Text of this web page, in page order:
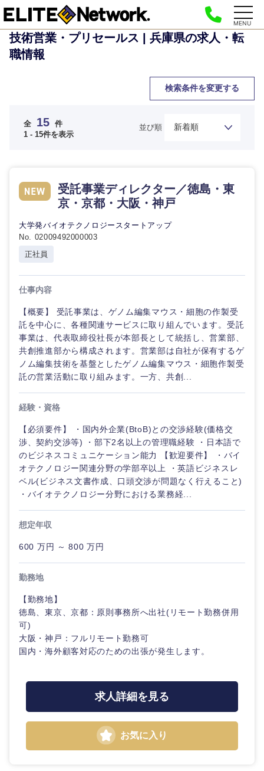
MENU
技術営業・プリセールス | 兵庫県の求人・転
職情報
検索条件を変更する
ご希望の職種を選択してください
経営企
画・事業
ド
管理
SCM
人事
すべての経営企画・事業企
M&A・事業投資
政策渉外
その他企画業務
ご希望の職種を選択してください
経営企画・事業企画
管理
SCM
人事
クリエイティブ
コンサルタント
ご希望の業界を選択してください
商社・卸
エネルギー・資源・環境
メディカル・ヘルスケア・ライフサイエンス
ご希望の勤務地を選択してください
北海道・東北地方
北海道
秋田県
福島県
ご希望条件を入力ください
希望年収
推奨年齢
第二新卒
スタートアップ企
業
全 15 件
1 - 15件を表示
並び順
受託事業ディレクター／徳島・東
京・京都・大阪・神戸
大学発バイオテクノロジースタートアップ
No. 02009492000003
正社員
仕事内容
【概要】 受託事業は、ゲノム編集マウス・細胞の作製受
託を中心に、各種関連サービスに取り組んでいます。受託
事業は、代表取締役社長が本部長として統括し、営業部、
共創推進部から構成されます。営業部は自社が保有するゲ
ノム編集技術を基盤としたゲノム編集マウス・細胞作製受
託の営業活動に取り組みます。一方、共創...
経験・資格
【必須要件】 ・国内外企業(BtoB)との交渉経験(価格交
渉、契約交渉等) ・部下2名以上の管理職経験 ・日本語で
のビジネスコミュニケーション能力 【歓迎要件】 ・バイ
オテクノロジー関連分野の学部卒以上 ・英語ビジネスレ
ベル(ビジネス文書作成、口頭交渉が問題なく行えること)
・バイオテクノロジー分野における業務経...
想定年収
600 万円 ～ 800 万円
勤務地
【勤務地】
徳島、東京、京都：原則事務所へ出社(リモート勤務併用
可)
大阪・神戸：フルリモート勤務可
国内・海外顧客対応のための出張が発生します。
求人詳細を見る
お気に入り